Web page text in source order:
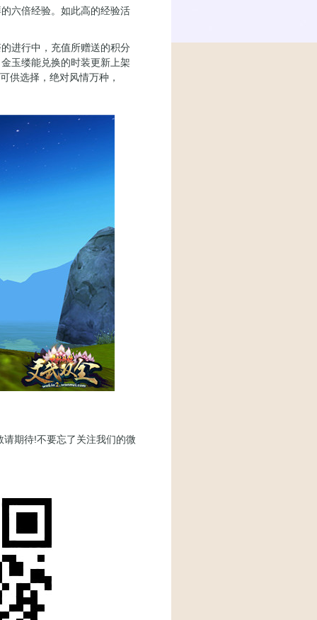
六倍经验。如此高的经验活
进行中，充值所赠送的积分
玉缕能兑换的时装更新上架
供选择，绝对风情万种，
期待!不要忘了关注我们的微